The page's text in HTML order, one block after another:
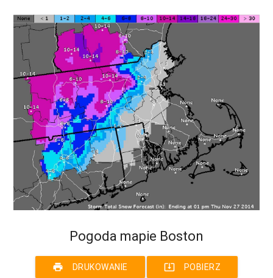
Pogoda mapie Boston
print DRUKOWANIE system_update_alt POBIERZ